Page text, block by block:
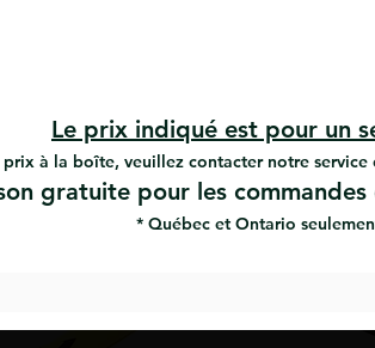
Le prix indiqué est pour un
prix à la boîte, veuillez contacter notre service
gratuite pour les
* Québec et Ontario